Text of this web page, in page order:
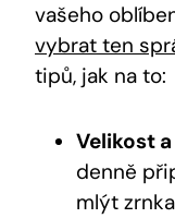
vašeho
vybrat ten
tipů, jak na to:
Velikost
denně
mlýt